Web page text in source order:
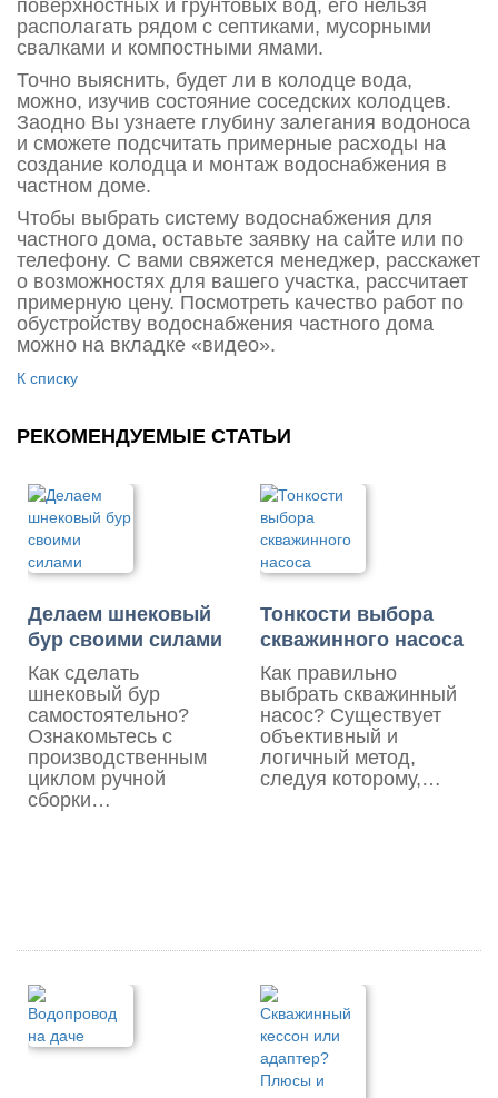
поверхностных и грунтовых вод, его нельзя
располагать рядом с септиками, мусорными
свалками и компостными ямами.
Точно выяснить, будет ли в колодце вода,
можно, изучив состояние соседских колодцев.
Заодно Вы узнаете глубину залегания водоноса
и сможете подсчитать примерные расходы на
создание колодца и монтаж водоснабжения в
частном доме.
Чтобы выбрать систему водоснабжения для
частного дома, оставьте заявку на сайте или по
телефону. С вами свяжется менеджер, расскажет
о возможностях для вашего участка, рассчитает
примерную цену. Посмотреть качество работ по
обустройству водоснабжения частного дома
можно на вкладке «видео».
К списку
РЕКОМЕНДУЕМЫЕ СТАТЬИ
Делаем шнековый
бур своими силами
Как сделать
шнековый бур
самостоятельно?
Ознакомьтесь с
производственным
циклом ручной
сборки…
Тонкости выбора
скважинного насоса
Как правильно
выбрать скважинный
насос? Существует
объективный и
логичный метод,
следуя которому,…